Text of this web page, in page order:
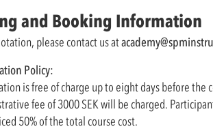
and Booking Information
please contact us at
Policy:
is free of charge up to eight days before the
fee of 3000 SEK will be charged.
50% of the total course cost.